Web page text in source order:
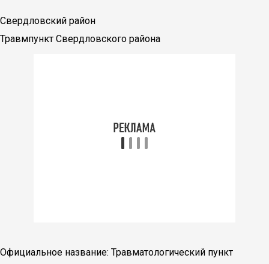
Свердловский район
Травмпункт Свердловского района
Официальное название: Травматологический пункт